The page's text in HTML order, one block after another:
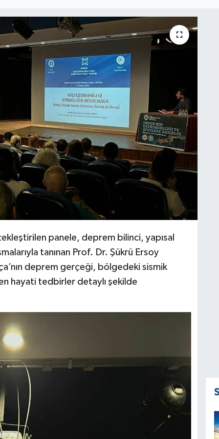
panele, deprem bilinci, yapısal
tanınan Prof. Dr. Şükrü Ersoy
deprem gerçeği, bölgedeki sismik
hayati tedbirler detaylı şekilde